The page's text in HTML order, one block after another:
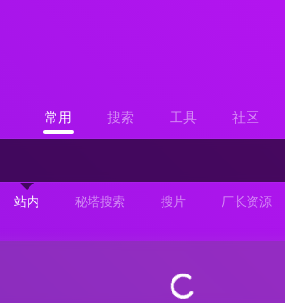
常用 搜索 工具 社区
站内 秘塔搜索 搜片 厂长资源